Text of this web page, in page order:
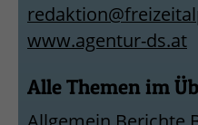
www.agentur-ds.at
Alle Themen im